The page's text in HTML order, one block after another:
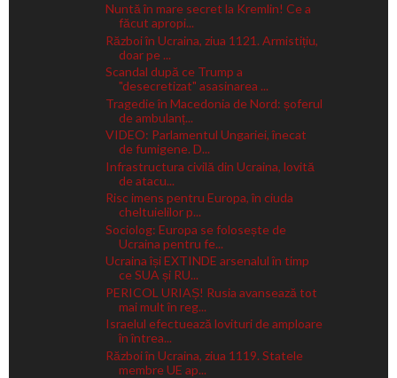
Nuntă în mare secret la Kremlin! Ce a
făcut apropi...
Război în Ucraina, ziua 1121. Armistițiu,
doar pe ...
Scandal după ce Trump a
"desecretizat" asasinarea ...
Tragedie în Macedonia de Nord: șoferul
de ambulanț...
VIDEO: Parlamentul Ungariei, înecat
de fumigene. D...
Infrastructura civilă din Ucraina, lovită
de atacu...
Risc imens pentru Europa, în ciuda
cheltuielilor p...
Sociolog: Europa se folosește de
Ucraina pentru fe...
Ucraina își EXTINDE arsenalul în timp
ce SUA și RU...
PERICOL URIAȘ! Rusia avansează tot
mai mult în reg...
Israelul efectuează lovituri de amploare
în întrea...
Război în Ucraina, ziua 1119. Statele
membre UE ap...